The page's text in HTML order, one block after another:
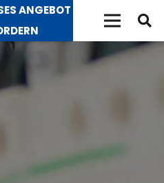
ANGEBOT